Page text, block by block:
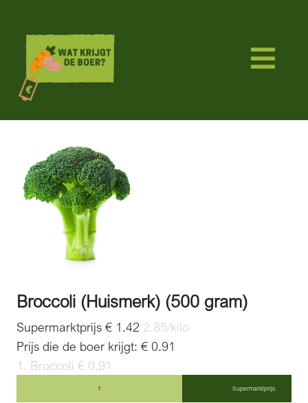
Broccoli (Huismerk) (500 gram)
Supermarktprijs € 1.42 2.85/kilo
Prijs die de boer krijgt: € 0.91
1. Broccoli € 0.91
1 Supermarktprijs